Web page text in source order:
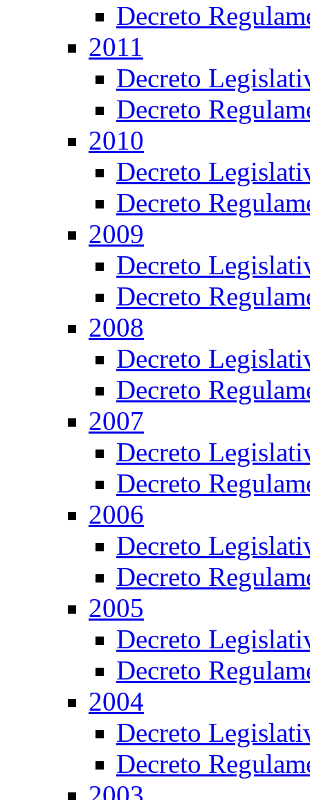
Decreto
2011
Decreto
Decreto
2010
Decreto
Decreto
2009
Decreto
Decreto
2008
Decreto
Decreto
2007
Decreto
Decreto
2006
Decreto
Decreto
2005
Decreto
Decreto
2004
Decreto
Decreto